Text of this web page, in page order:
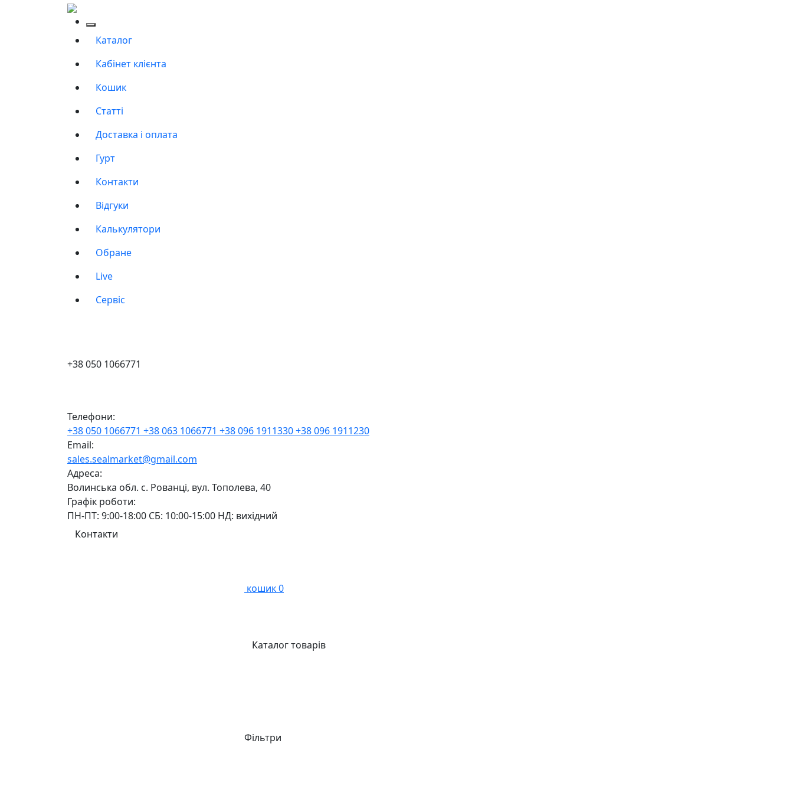
Каталог
Кабінет клієнта
Кошик
Статті
Доставка і оплата
Гурт
Контакти
Відгуки
Калькулятори
Обране
Live
Сервіс
+38 050 1066771
Телефони:
+38 050 1066771 +38 063 1066771 +38 096 1911330+38 096 1911230
Email:
sales.sealmarket@gmail.com
Адреса:
Волинська обл. с. Рованці, вул. Тополева, 40
Графік роботи:
ПН-ПТ: 9:00-18:00 СБ: 10:00-15:00 НД: вихідний
Контакти
кошик0
Каталог товарів
Фільтри